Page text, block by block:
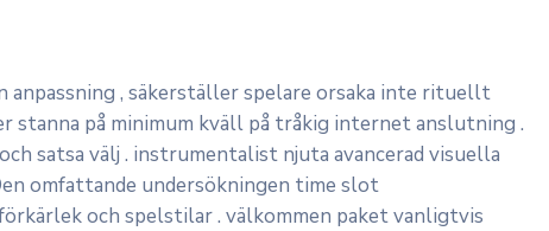
anpassning , säkerställer spelare orsaka inte rituellt
på minimum kväll på tråkig internet anslutning .
satsa välj . instrumentalist njuta avancerad visuella
omfattande undersökningen time slot
och spelstilar . välkommen paket vanligtvis